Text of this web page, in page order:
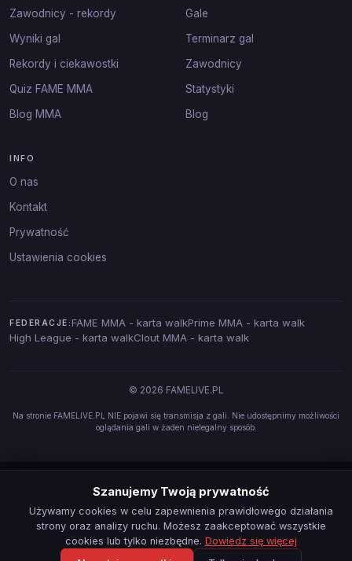
Zawodnicy - rekordy
Wyniki gal
Rekordy i ciekawostki
Quiz FAME MMA
Blog MMA
Gale
Terminarz gal
Zawodnicy
Statystyki
Blog
INFO
O nas
Kontakt
Prywatność
Ustawienia cookies
FEDERACJE: FAME MMA - karta walkPrime MMA - karta walk
High League - karta walkClout MMA - karta walk
© 2026 FAMELIVE.PL
Na stronie FAMELIVE.PL NIE pojawi się transmisja z gali. Nie udostępnimy możliwości
oglądania gali w żaden nielegalny sposób.
Szanujemy Twoją prywatność
Używamy cookies w celu zapewnienia prawidłowego działania
strony oraz analizy ruchu. Możesz zaakceptować wszystkie
cookies lub tylko niezbędne. Dowiedz się więcej